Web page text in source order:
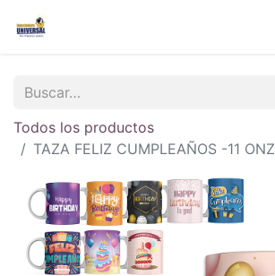
Todos los productos
TAZA FELIZ CUMPLEAÑOS -11 ONZ